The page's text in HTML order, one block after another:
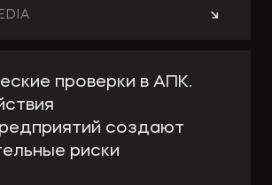
→
проверки в АПК.
создают
риски